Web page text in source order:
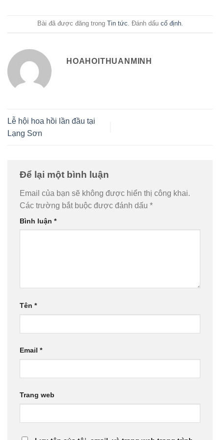
Bài đã được đăng trong Tin tức. Đánh dấu cố định.
HOAHOITHUANMINH
Lễ hội hoa hồi lần đầu tại
Lạng Sơn
Để lại một bình luận
Email của bạn sẽ không được hiển thị công khai.
Các trường bắt buộc được đánh dấu *
Bình luận *
Tên *
Email *
Trang web